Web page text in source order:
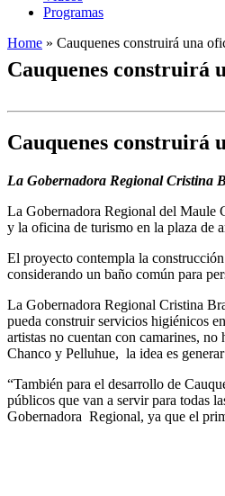
Programas
Home » Cauquenes construirá una
Cauquenes construirá
Cauquenes construirá
La Gobernadora Regional Cristina
La Gobernadora Regional del Maule
y la oficina de turismo en la plaza de
El proyecto contempla la
considerando un baño común para
La Gobernadora Regional Cristina
pueda construir servicios higiénicos
artistas no cuentan con camarines,
Chanco y Pelluhue, la idea es
“También para el desarrollo de
públicos que van a servir para todas
Gobernadora Regional, ya que el